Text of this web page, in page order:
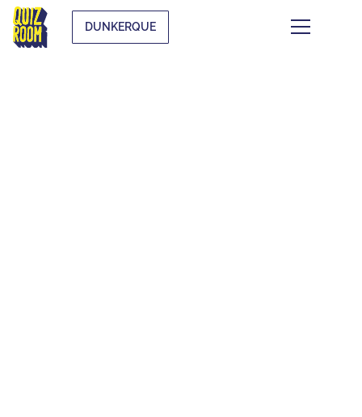
DUNKERQUE